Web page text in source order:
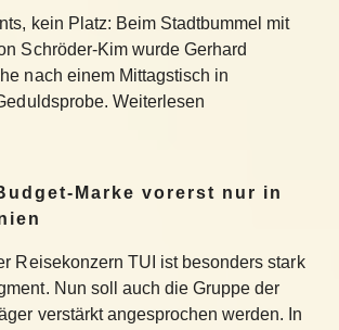
kein Platz: Beim Stadtbummel mit
Schröder-Kim wurde Gerhard
nach einem Mittagstisch in
Weiterlesen
Marke vorerst nur in
Reisekonzern TUI ist besonders stark
Nun soll auch die Gruppe der
verstärkt angesprochen werden. In